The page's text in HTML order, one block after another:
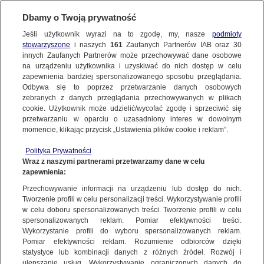
KONTAKT24|NAJNOWSZE
Kraksa na śliskiej drodze
18 SIERPNIA 2010 18:00
KONTAKT24
Wyślij Materiał
WYŚLIJ MATERIAŁ
NAJNOWSZE
GORĄCE TEMATY
WIĘCEJ
KANAŁY
Dzień dobry!
Jedno konto do wszystkich usług
Dbamy o Twoją prywatność
Jeśli użytkownik wyrazi na to zgodę, my, nasze podmioty
stowarzyszone i naszych 161Zaufanych Partnerów IAB oraz 30
innych Zaufanych Partnerów może przechowywać dane osobowe
na urządzeniu użytkownika i uzyskiwać do nich dostęp w celu
zapewnienia bardziej spersonalizowanego sposobu przeglądania.
Odbywa się to poprzez przetwarzanie danych osobowych
zebranych z danych przeglądania przechowywanych w plikach
cookie. Użytkownik może udzielić/wycofać zgodę i sprzeciwić się
przetwarzaniu w oparciu o uzasadniony interes w dowolnym
momencie, klikając przycisk „Ustawienia plików cookie i reklam”.
Polityka Prywatności
Wraz z naszymi partnerami przetwarzamy dane w celu
zapewnienia:
Przechowywanie informacji na urządzeniu lub dostęp do nich.
Tworzenie profili w celu personalizacji treści. Wykorzystywanie profili
w celu doboru spersonalizowanych treści. Tworzenie profili w celu
spersonalizowanych reklam. Pomiar efektywności treści.
Wykorzystanie profili do wyboru spersonalizowanych reklam.
Pomiar efektywności reklam. Rozumienie odbiorców dzięki
statystyce lub kombinacji danych z różnych źródeł. Rozwój i